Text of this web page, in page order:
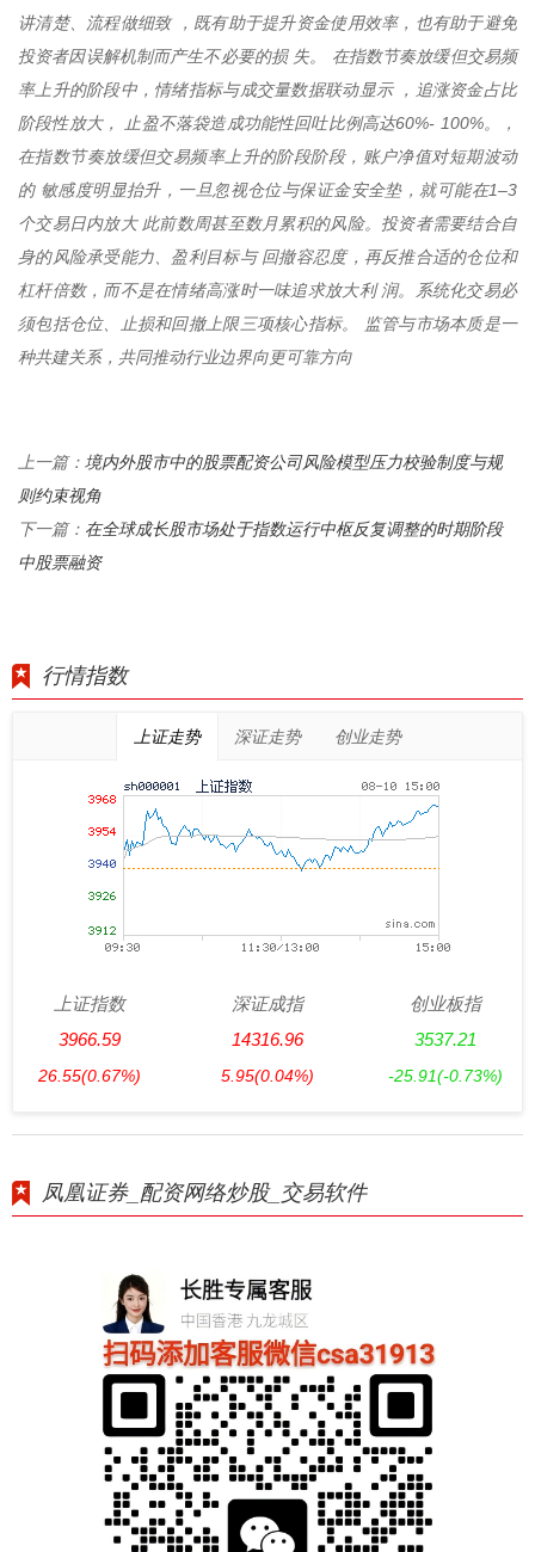
讲清楚、流程做细致 ，既有助于提升资金使用效率，也有助于避免
投资者因误解机制而产生不必要的损 失。 在指数节奏放缓但交易频
率上升的阶段中，情绪指标与成交量数据联动显示 ，追涨资金占比
阶段性放大， 止盈不落袋造成功能性回吐比例高达60%- 100%。，
在指数节奏放缓但交易频率上升的阶段阶段，账户净值对短期波动
的 敏感度明显抬升，一旦忽视仓位与保证金安全垫，就可能在1–3
个交易日内放大 此前数周甚至数月累积的风险。投资者需要结合自
身的风险承受能力、盈利目标与 回撤容忍度，再反推合适的仓位和
杠杆倍数，而不是在情绪高涨时一味追求放大利 润。系统化交易必
须包括仓位、止损和回撤上限三项核心指标。 监管与市场本质是一
种共建关系，共同推动行业边界向更可靠方向
上一篇： 境内外股市中的股票配资公司风险模型压力校验制度与规
则约束视角
下一篇： 在全球成长股市场处于指数运行中枢反复调整的时期阶段
中股票融资
行情指数
上证走势 深证走势 创业走势
上证指数
3966.59
26.55(0.67%)
深证成指
14316.96
5.95(0.04%)
创业板指
3537.21
-25.91(-0.73%)
凤凰证券_配资网络炒股_交易软件